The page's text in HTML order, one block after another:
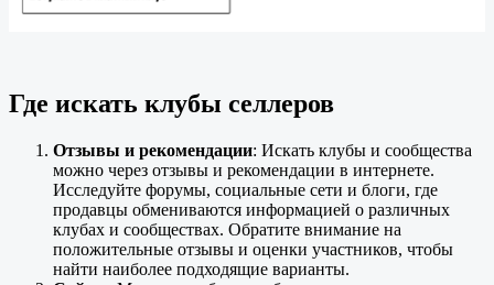
Где искать клубы селлеров
Отзывы и рекомендации: Искать клубы и сообщества
можно через отзывы и рекомендации в интернете.
Исследуйте форумы, социальные сети и блоги, где
продавцы обмениваются информацией о различных
клубах и сообществах. Обратите внимание на
положительные отзывы и оценки участников, чтобы
найти наиболее подходящие варианты.